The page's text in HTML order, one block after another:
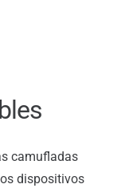
camufladas
dispositivos